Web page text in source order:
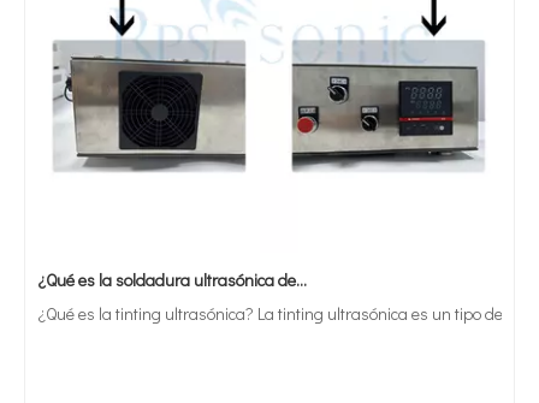
¿Qué es la tinting ultrasónica? La tinting ultrasónica es un tipo de